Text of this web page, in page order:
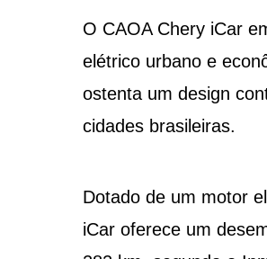
O CAOA Chery iCar
elétrico urbano e
ostenta um design
cidades brasileiras.
Dotado de um motor
iCar oferece um